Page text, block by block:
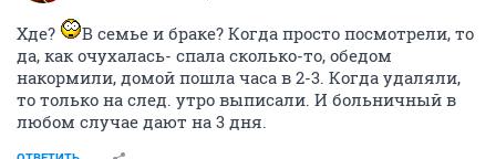
Хде?
В семье и браке? Когда просто посмотрели, то
да, как очухалась- спала сколько-то, обедом
накормили, домой пошла часа в 2-3. Когда удаляли,
то только на след. утро выписали. И больничный в
любом случае дают на 3 дня.